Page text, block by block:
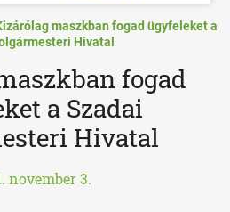
maszkban fogad ügyfeleket a
Hivatal
fogad
a Szadai
Hivatal
november 3.